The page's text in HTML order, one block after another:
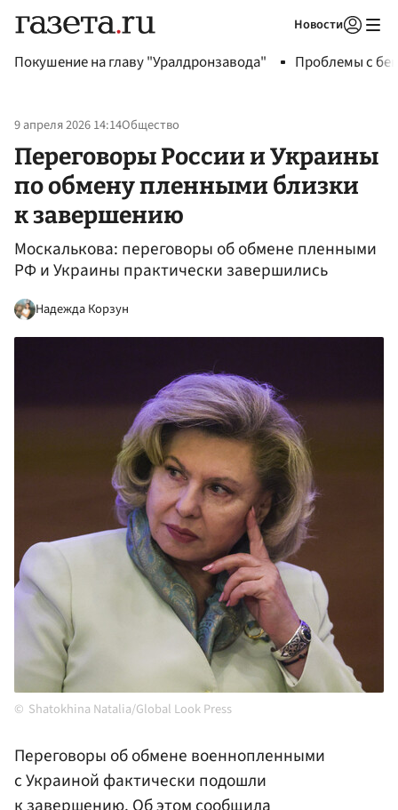
Новости
Покушение на главу "Уралдронзавода" Проблемы с
9 апреля 2026 14:14Общество
Переговоры России и Украины
по обмену пленными близки
к завершению
Москалькова: переговоры об обмене пленными
РФ и Украины практически завершились
Надежда Корзун
Shatokhina Natalia/Global Look Press
Переговоры об обмене военнопленными
с Украиной фактически подошли